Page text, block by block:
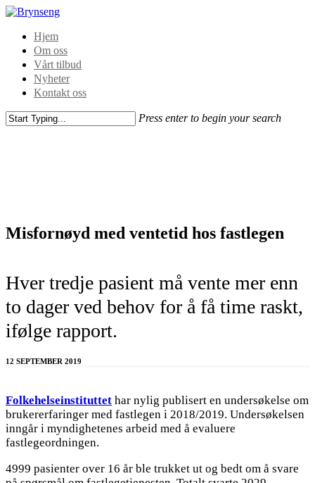
Hjem
Om oss
Vårt tilbud
Nyheter
Kontakt oss
Press enter to begin your search
Misfornøyd med ventetid hos fastlegen
Hver tredje pasient må vente mer enn
to dager ved behov for å få time raskt,
ifølge rapport.
12 SEPTEMBER 2019
Folkehelseinstituttet har nylig publisert en undersøkelse om
brukererfaringer med fastlegen i 2018/2019. Undersøkelsen
inngår i myndighetenes arbeid med å evaluere
fastlegeordningen.
4999 pasienter over 16 år ble trukket ut og bedt om å svare